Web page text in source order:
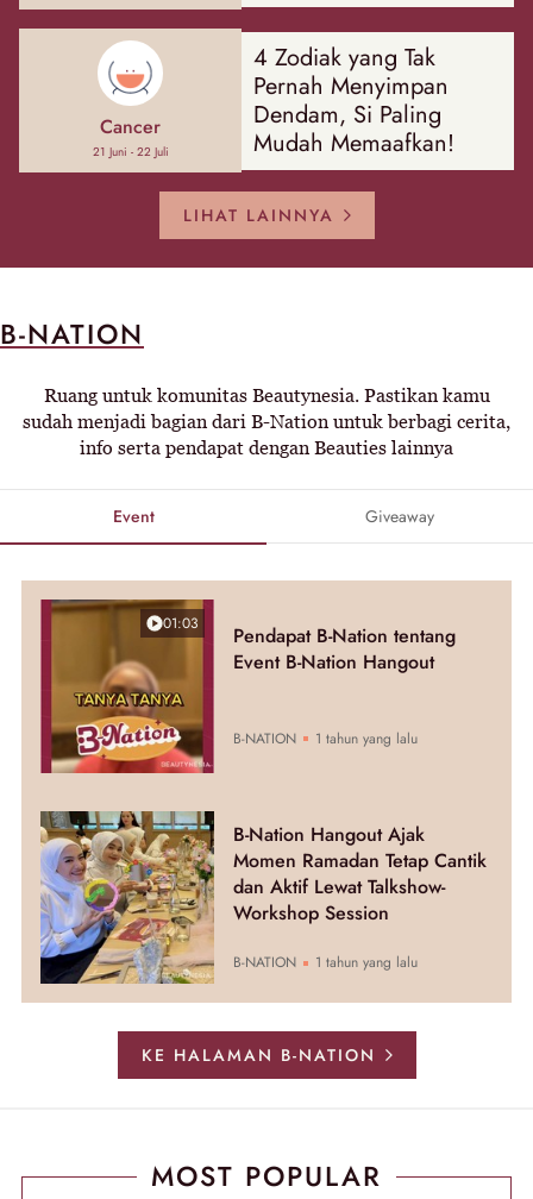
Cancer
21 Juni - 22 Juli
4 Zodiak yang Tak
Pernah Menyimpan
Dendam, Si Paling
Mudah Memaafkan!
LIHAT LAINNYA
B-NATION
Ruang untuk komunitas Beautynesia. Pastikan kamu
sudah menjadi bagian dari B-Nation untuk berbagi cerita,
info serta pendapat dengan Beauties lainnya
Event Giveaway
01:03
Pendapat B-Nation tentang
Event B-Nation Hangout
B-NATION 1 tahun yang lalu
B-Nation Hangout Ajak
Momen Ramadan Tetap Cantik
dan Aktif Lewat Talkshow-
Workshop Session
B-NATION 1 tahun yang lalu
KE HALAMAN B-NATION
MOST POPULAR